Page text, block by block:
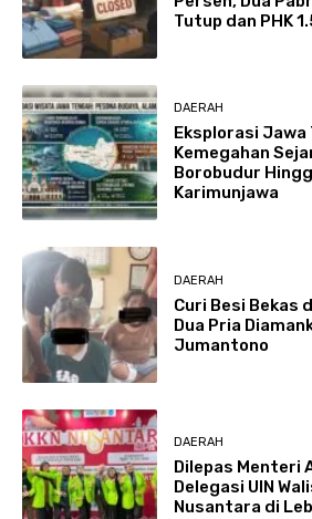
Tutup dan PHK
DAERAH
Eksplorasi Jawa
Kemegahan
Borobudur
Karimunjawa
DAERAH
Curi Besi Bekas
Dua Pria
Jumantono
DAERAH
Dilepas Menteri
Delegasi UIN
Nusantara di